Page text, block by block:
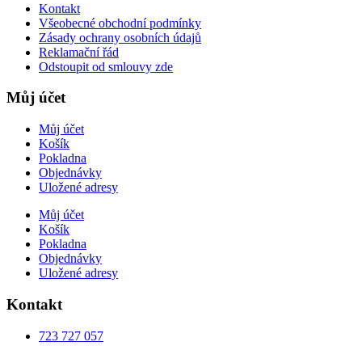
Kontakt
Všeobecné obchodní podmínky
Zásady ochrany osobních údajů
Reklamační řád
Odstoupit od smlouvy zde
Můj účet
Můj účet
Košík
Pokladna
Objednávky
Uložené adresy
Můj účet
Košík
Pokladna
Objednávky
Uložené adresy
Kontakt
723 727 057